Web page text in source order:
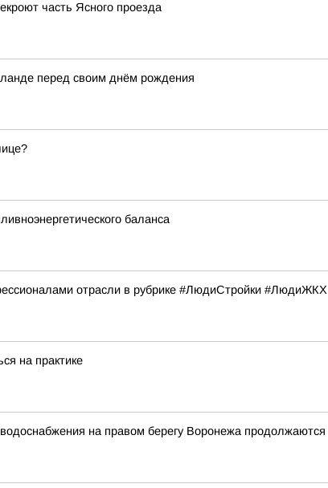
часть Ясного проезда
перед своим днём рождения
баланса
отрасли в рубрике #ЛюдиСтройки #ЛюдиЖКХ
на практике
на правом берегу Воронежа продолжаются